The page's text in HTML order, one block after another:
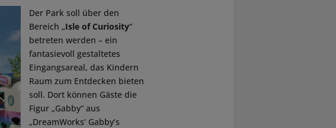
Der Park soll über den
Bereich „Isle of Curiosity“
betreten werden – ein
fantasievoll gestaltetes
Eingangsareal, das Kindern
Raum zum Entdecken bieten
soll. Dort können Gäste die
Figur „Gabby“ aus
„DreamWorks’ Gabby’s